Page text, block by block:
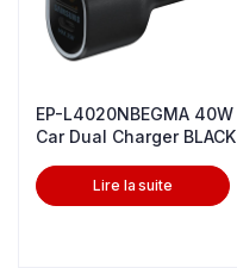
EP-L4020NBEGMA 40W
Car Dual Charger BLACK
Lire la suite